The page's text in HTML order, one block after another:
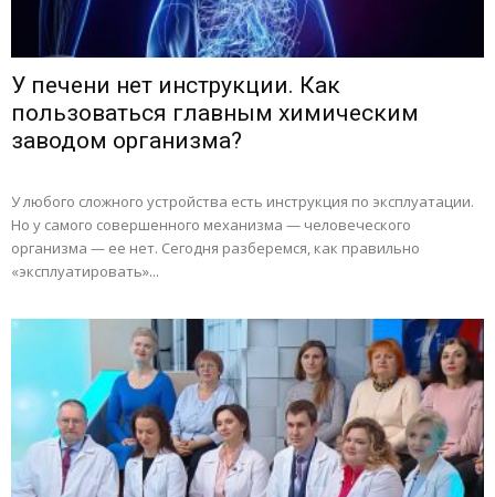
У печени нет инструкции. Как
пользоваться главным химическим
заводом организма?
У любого сложного устройства есть инструкция по эксплуатации.
Но у самого совершенного механизма — человеческого
организма — ее нет. Сегодня разберемся, как правильно
«эксплуатировать»...